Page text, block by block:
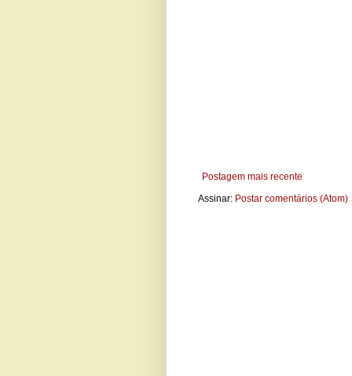
Postagem mais recente
Assinar: Postar comentários (Atom)